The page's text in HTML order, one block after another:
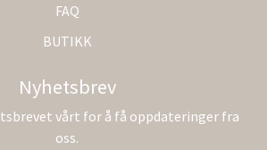
FAQ
BUTIKK
Nyhetsbrev
vårt for å få oppdateringer fra
oss.